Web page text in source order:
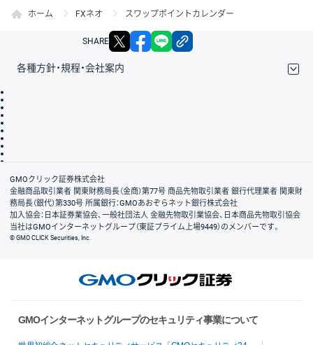
ホーム FXネオ スワップポイントカレンダー
SHARE X facebook
各種方針・規程・会社案内
会社案内
GMOクリック証券株式会社
金融商品取引業者 関東財務局長（金商）第77号 商品先物取引業者 銀行代理業者 関東財
務局長（銀代）第330号 所属銀行：GMOあおぞらネット銀行株式会社
加入協会：日本証券業協会、一般社団法人 金融先物取引業協会、日本商品先物取引協会
当社はGMOインターネットグループ（東証プライム上場9449）のメンバーです。
© GMO CLICK Securities, Inc.
GMOインターネットグループのセキュリティ事業について